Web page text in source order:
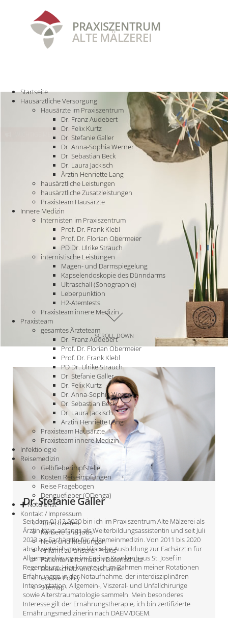
PRAXISZENTRUM
ALTE MÄLZEREI
Startseite
Hausärztliche Versorgung
Hausärzte im Praxiszentrum
Dr. Franz Audebert
Dr. Felix Kurtz
Dr. Stefanie Galler
Dr. Anna-Sophia Werner
Dr. Sebastian Beck
Dr. Laura Jackisch
Ärztin Henriette Lang
hausärztliche Leistungen
hausärztliche Zusatzleistungen
Praxisteam Hausärzte
Innere Medizin
Internisten im Praxiszentrum
Prof. Dr. Frank Klebl
Prof. Dr. Florian Obermeier
PD Dr. Ulrike Strauch
internistische Leistungen
Magen- und Darmspiegelung
Kapselendoskopie des Dünndarms
Ultraschall (Sonographie)
Leberpunktion
H2-Atemtests
Praxisteam innere Medizin
Praxisteam
gesamtes Ärzteteam
Dr. Franz Audebert
Prof. Dr. Florian Obermeier
Prof. Dr. Frank Klebl
PD Dr. Ulrike Strauch
Dr. Stefanie Galler
Dr. Felix Kurtz
Dr. Anna-Sophia Werner
Dr. Sebastian Beck
Dr. Laura Jackisch
Ärztin Henriette Lang
Praxisteam Hausärzte
Praxisteam innere Medizin
Infektiologie
Reisemedizin
Gelbfieberimpfstelle
Kosten Reiseimpfungen
Reise Fragebogen
Denguefieber (QDenga)
Notdienst
Kontakt / Impressum
Sprechzeiten
Karriere und Jobs
News und Meldungen
Anfahrt zu unserer Praxis
Patienteninformation Datenschutz
Datenschutz und Disclaimer
Cookie Policy
Sitemap
WICHTIGE MELDUNG
SCROLL DOWN
Dr. Stefanie Galler
Seit dem 01.12.2020 bin ich im Praxiszentrum Alte Mälzerei als
Ärztin tätig, anfangs als Weiterbildungsassistentin und seit Juli
2023 als Fachärztin für Allgemeinmedizin. Von 2011 bis 2020
absolvierte ich meine klinische Ausbildung zur Fachärztin für
Allgemeinchirurgie im Caritas Krankenhaus St. Josef in
Regensburg. Hier konnte ich im Rahmen meiner Rotationen
Erfahrungen in der Notaufnahme, der interdisziplinären
Intensivstation, Allgemein-, Viszeral- und Unfallchirurige
sowie Alterstraumatologie sammeln. Mein besonderes
Interesse gilt der Ernährungstherapie, ich bin zertifizierte
Ernährungsmedizinerin nach DAEM/DGEM.